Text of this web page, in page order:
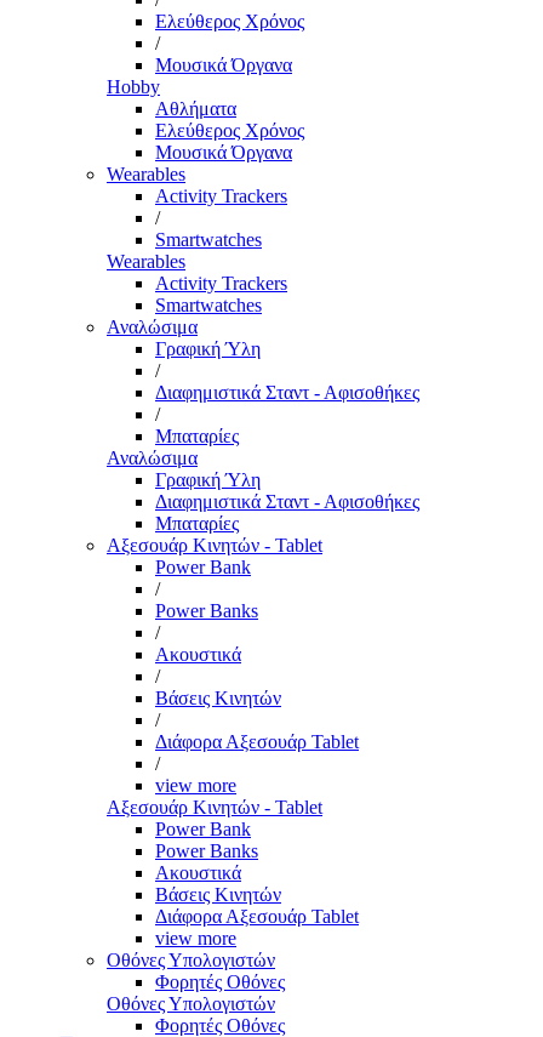
Ελεύθερος Χρόνος
/
Μουσικά Όργανα
Hobby
Αθλήματα
Ελεύθερος Χρόνος
Μουσικά Όργανα
Wearables
Activity Trackers
/
Smartwatches
Wearables
Activity Trackers
Smartwatches
Αναλώσιμα
Γραφική Ύλη
/
Διαφημιστικά Σταντ - Αφισοθήκες
/
Μπαταρίες
Αναλώσιμα
Γραφική Ύλη
Διαφημιστικά Σταντ - Αφισοθήκες
Μπαταρίες
Αξεσουάρ Κινητών - Tablet
Power Bank
/
Power Banks
/
Ακουστικά
/
Βάσεις Κινητών
/
Διάφορα Αξεσουάρ Tablet
/
view more
Αξεσουάρ Κινητών - Tablet
Power Bank
Power Banks
Ακουστικά
Βάσεις Κινητών
Διάφορα Αξεσουάρ Tablet
view more
Οθόνες Υπολογιστών
Φορητές Οθόνες
Οθόνες Υπολογιστών
Φορητές Οθόνες